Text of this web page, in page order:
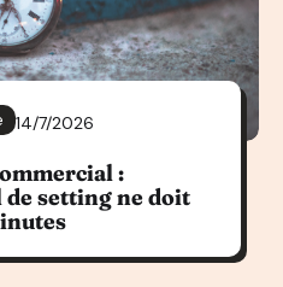
14/7/2026
:
setting ne doit